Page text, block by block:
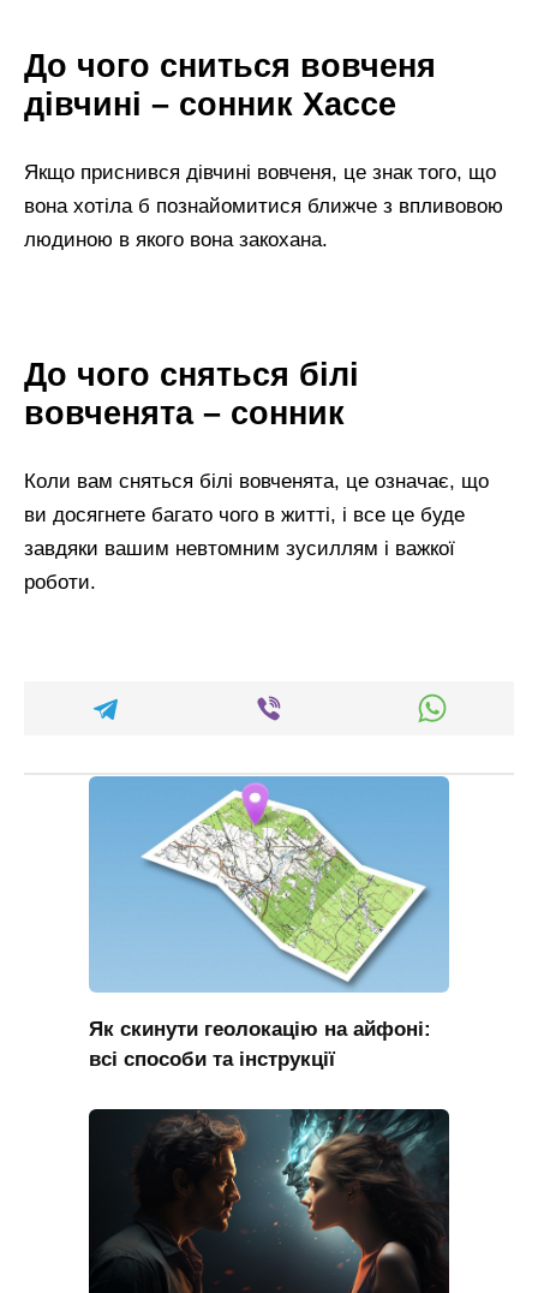
До чого сниться вовченя
дівчині – сонник Хассе
Якщо приснився дівчині вовченя, це знак того, що
вона хотіла б познайомитися ближче з впливовою
людиною в якого вона закохана.
До чого сняться білі
вовченята – сонник
Коли вам сняться білі вовченята, це означає, що
ви досягнете багато чого в житті, і все це буде
завдяки вашим невтомним зусиллям і важкої
роботи.
Як скинути геолокацію на айфоні:
всі способи та інструкції